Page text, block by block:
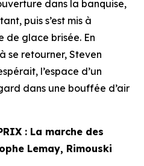
dans la banquise,
puis s’est mis à
de glace brisée. En
se retourner, Steven
l’espace d’un
dans une bouffée d’air
: La marche des
Lemay, Rimouski